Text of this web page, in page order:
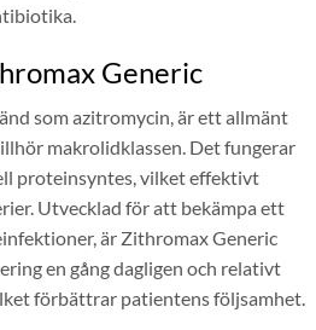
Generic
som azitromycin, är ett allmänt
makrolidklassen. Det fungerar
proteinsyntes, vilket effektivt
Utvecklad för att bekämpa ett
är Zithromax Generic
en gång dagligen och relativt
förbättrar patientens följsamhet.